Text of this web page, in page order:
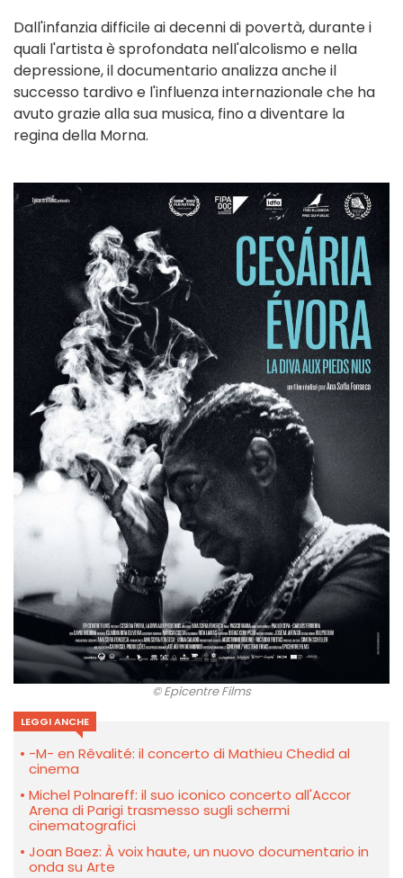
Dall'infanzia difficile ai decenni di povertà, durante i
quali l'artista è sprofondata nell'alcolismo e nella
depressione, il documentario analizza anche il
successo tardivo e l'influenza internazionale che ha
avuto grazie alla sua musica, fino a diventare la
regina della Morna.
© Epicentre Films
LEGGI ANCHE
-M- en Rêvalité: il concerto di Mathieu Chedid al
cinema
Michel Polnareff: il suo iconico concerto all'Accor
Arena di Parigi trasmesso sugli schermi
cinematografici
Joan Baez: À voix haute, un nuovo documentario in
onda su Arte